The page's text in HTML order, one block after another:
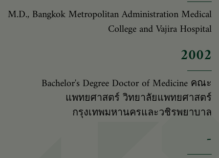
M.D., Bangkok Metropolitan Administration Medical
College and Vajira Hospital
2002
Bachelor's Degree Doctor of Medicine คณะ
แพทยศาสตร์ วิทยาลัยแพทยศาสตร์
กรุงเทพมหานครและวชิรพยาบาล
-